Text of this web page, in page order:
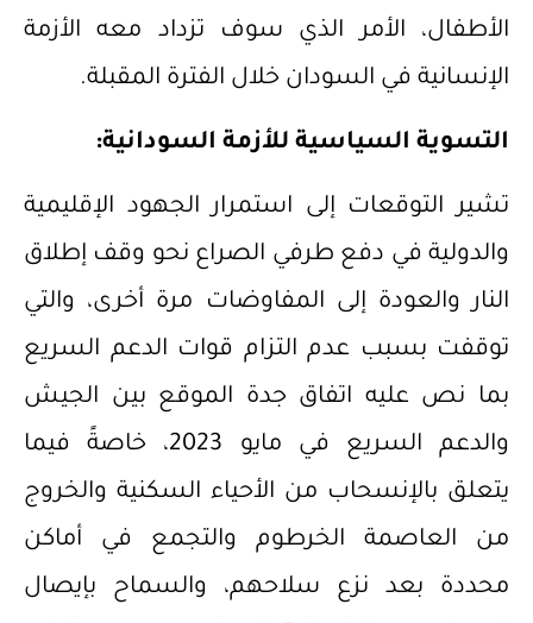
الأطفال، الأمر الذي سوف تزداد معه الأزمة
الإنسانية في السودان خلال الفترة المقبلة.
التسوية السياسية للأزمة السودانية:
تشير التوقعات إلى استمرار الجهود الإقليمية
والدولية في دفع طرفي الصراع نحو وقف إطلاق
النار والعودة إلى المفاوضات مرة أخرى، والتي
توقفت بسبب عدم التزام قوات الدعم السريع
بما نص عليه اتفاق جدة الموقع بين الجيش
والدعم السريع في مايو 2023، خاصةً فيما
يتعلق بالإنسحاب من الأحياء السكنية والخروج
من العاصمة الخرطوم والتجمع في أماكن
محددة بعد نزع سلاحهم، والسماح بإيصال